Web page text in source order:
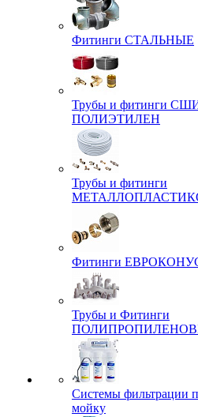
Фитинги СТАЛЬНЫЕ
Трубы и фитинги
ПОЛИЭТИЛЕН
Трубы и фитинги
Фитинги
Трубы и Фитинги
Системы фильтрации
мойку